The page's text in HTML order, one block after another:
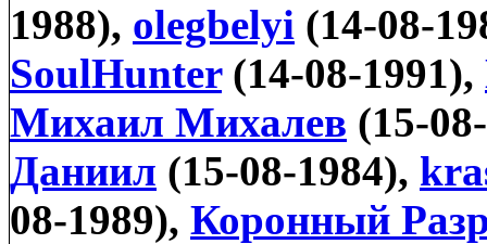
1988), olegbelyi (14-08-
SoulHunter(14-08-1991),
Михаил Михалев (15-
Даниил (15-08-1984),
08-1989), Коронный